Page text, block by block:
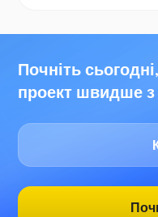
Почніть
проект швидше